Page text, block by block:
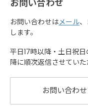
お問い合わせ
お問い合わせはメール
します。
平日17時以降・土日祝
降に順次返信させていた
お問い合わ